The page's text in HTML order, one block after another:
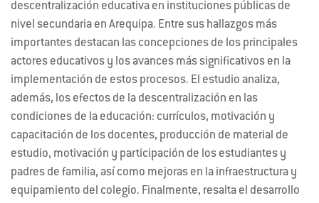
descentralización educativa en instituciones públicas de
nivel secundaria en Arequipa. Entre sus hallazgos más
importantes destacan las concepciones de los principales
actores educativos y los avances más significativos en la
implementación de estos procesos. El estudio analiza,
además, los efectos de la descentralización en las
condiciones de la educación: currículos, motivación y
capacitación de los docentes, producción de material de
estudio, motivación y participación de los estudiantes y
padres de familia, así como mejoras en la infraestructura y
equipamiento del colegio. Finalmente, resalta el desarrollo